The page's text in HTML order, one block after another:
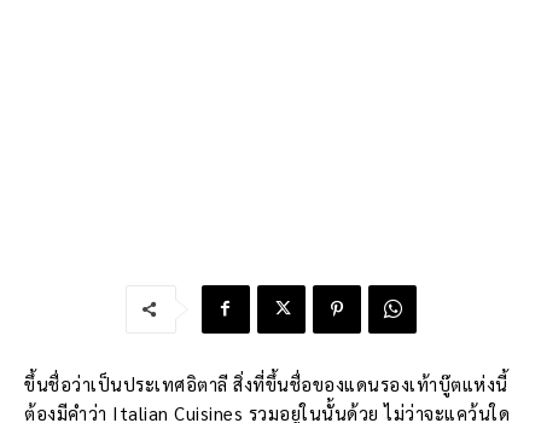
ขึ้นชื่อว่าเป็นประเทศอิตาลี สิ่งที่ขึ้นชื่อของแดนรองเท้าบู๊ตแห่งนี้
ต้องมีคำว่า Italian Cuisines รวมอยู่ในนั้นด้วย ไม่ว่าจะแคว้นใด